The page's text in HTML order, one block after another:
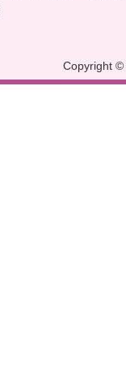
Copyright ©